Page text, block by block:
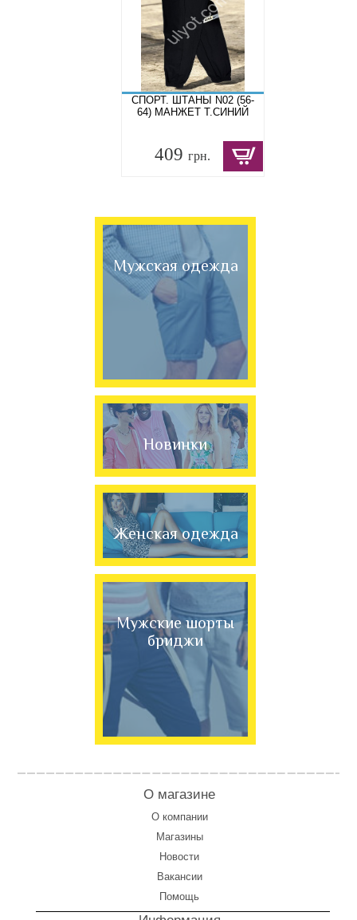
СПОРТ. ШТАНЫ N02 (56-
64) МАНЖЕТ Т.СИНИЙ
409 грн.
Мужская одежда
Новинки
Женская одежда
Мужские шорты
бриджи
О магазине
О компании
Магазины
Новости
Вакансии
Помощь